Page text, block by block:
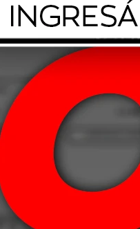
desperdicio.
sin embargo, se
contacto prolongado con la